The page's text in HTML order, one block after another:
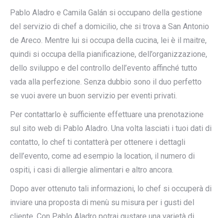
Pablo Aladro e Camila Galán si occupano della gestione
del servizio di chef a domicilio, che si trova a San Antonio
de Areco. Mentre lui si occupa della cucina, lei è il maitre,
quindi si occupa della pianificazione, dell’organizzazione,
dello sviluppo e del controllo dell’evento affinché tutto
vada alla perfezione. Senza dubbio sono il duo perfetto
se vuoi avere un buon servizio per eventi privati.
Per contattarlo è sufficiente effettuare una prenotazione
sul sito web di Pablo Aladro. Una volta lasciati i tuoi dati di
contatto, lo chef ti contatterà per ottenere i dettagli
dell’evento, come ad esempio la location, il numero di
ospiti, i casi di allergie alimentari e altro ancora.
Dopo aver ottenuto tali informazioni, lo chef si occuperà di
inviare una proposta di menù su misura per i gusti del